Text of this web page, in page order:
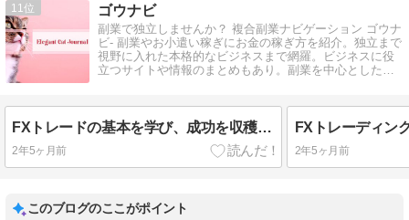
11 ゴウナビ
副業で独立しませんか？ 複合副業ナビゲーション ゴウナ
ビ- 副業やお小遣い稼ぎにお金の稼ぎ方を紹介。独立まで
視野に入れた本格的なビジネスまで網羅。ビジネスに役
立つサイトや情報のまとめもあり。副業を中心とした総
FXトレードの基本を学び、成功を収穫するための必須ガイド
2年5ヶ月前 2年5ヶ月前
このブログのここがポイント